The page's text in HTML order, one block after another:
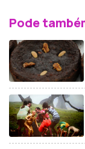
Pode